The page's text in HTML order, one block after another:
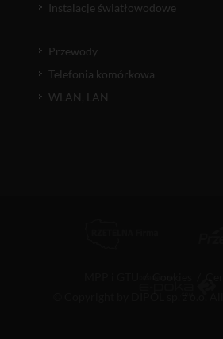
Instalacje światłowodowe
Przewody
Telefonia komórkowa
WLAN, LAN